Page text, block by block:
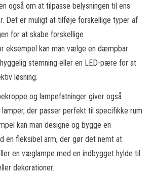
også om at tilpasse belysningen til ens
Det er muligt at tilføje forskellige typer af
for at skabe forskellige
eksempel kan man vælge en dæmpbar
stemning eller en LED-pære for at
løsning.
og lampefatninger giver også
der passer perfekt til specifikke rum
kan man designe og bygge en
en fleksibel arm, der gør det nemt at
en væglampe med en indbygget hylde til
dekorationer.